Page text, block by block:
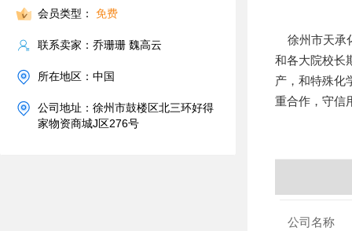
会员类型： 免费
联系卖家：乔珊珊 魏高云
所在地区：中国
公司地址：徐州市鼓楼区北三环好得
家物资商城J区276号
徐州市天承
和各大院校长
产，和特殊化
重合作，守信
公司名称